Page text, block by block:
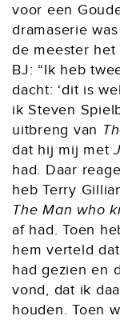
voor een
dramaserie
de meester het
BJ: “Ik heb
dacht: ‘dit is
ik Steven
uitbreng van
dat hij mij met
had. Daar
heb Terry
The Man who
af had. Toen
hem verteld
had gezien en
vond, dat ik
houden. Toen